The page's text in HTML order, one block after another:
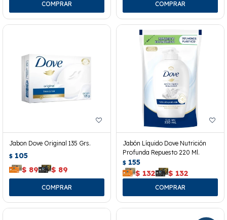
Jabon Dove Original 135 Grs.
$ 105
$ 89 $ 89
Jabón Líquido Dove Nutrición
Profunda Repuesto 220 Ml.
$ 155
$ 132 $ 132